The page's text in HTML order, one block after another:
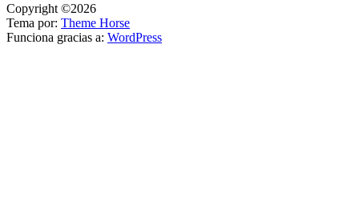
Copyright ©2026
Tema por: Theme Horse
Funciona gracias a: WordPress